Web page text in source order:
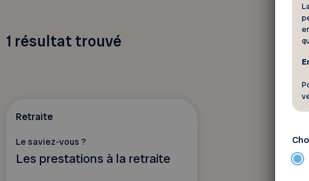
1 résultat trouvé
Retraite
Le saviez-vous ?
Les prestations à la retraite